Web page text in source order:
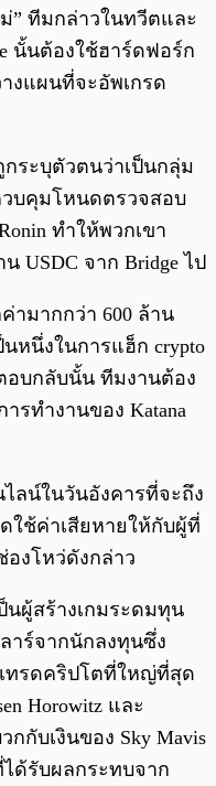
” ทีมกล่าวในทวีตและ
นั้นต้องใช้ฮาร์ดฟอร์ก
งแผนที่จะอัพเกรด
ระบุตัวตนว่าเป็นกลุ่ม
วบคุมโหนดตรวจสอบ
ทำให้พวกเขา
USDC จาก Bridge ไป
ามากกว่า 600 ล้าน
หนึ่งในการแฮ็ก crypto
บกลับนั้น ทีมงานต้อง
รทำงานของ Katana
ไลน์ในวันอังคารที่จะถึง
ช้ค่าเสียหายให้กับผู้ที่
องโหว่ดังกล่าว
นผู้สร้างเกมระดมทุน
าร์จากนักลงทุนซึ่ง
เทรดคริปโตที่ใหญ่ที่สุด
Horowitz และ
กกับเงินของ Sky Mavis
ด้รับผลกระทบจาก